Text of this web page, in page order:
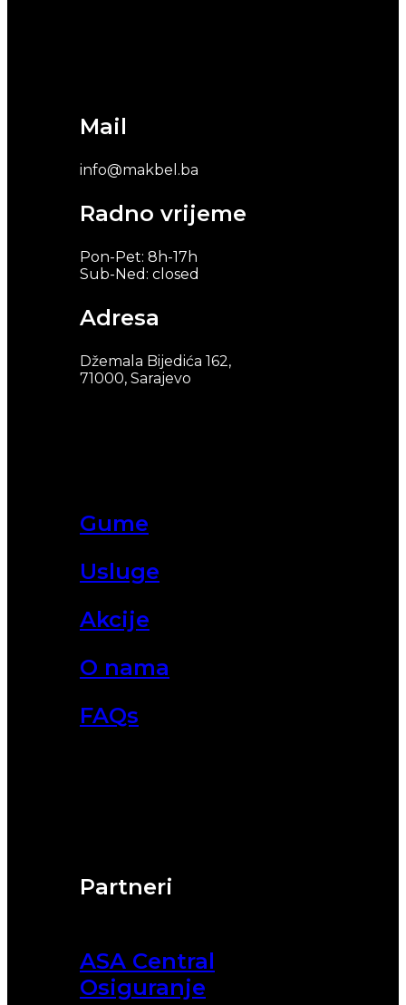
Partneri
ASA Central
Osiguranje
Gume
Usluge
Akcije
O nama
FAQs
Mail
info@makbel.ba
Radno vrijeme
Pon-Pet: 8h-17h
Sub-Ned: closed
Adresa
Džemala Bijedića 162,
71000, Sarajevo